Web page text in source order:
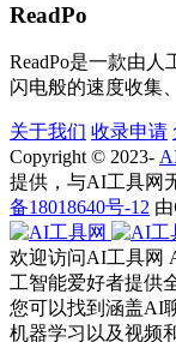
ReadPo
ReadPo是一款由
闪电般的速度收集
关于我们 收录申请
Copyright © 2023-
提供，与AI工具网
备18018640号-12 由
欢迎访问AI工具网
工智能爱好者提供
您可以找到涵盖AI
机器学习以及视频